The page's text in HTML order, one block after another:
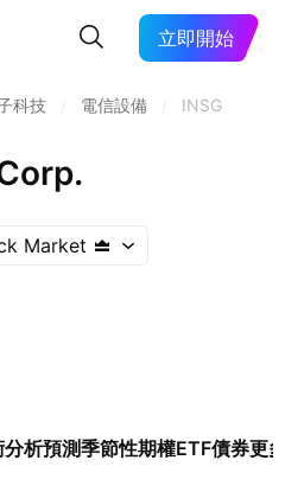
立即開始
科技 電信設備 INSG
Market
分析預測季節性期權ETF債券更